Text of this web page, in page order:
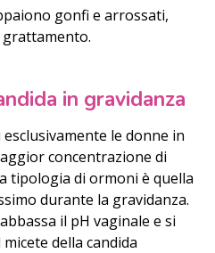
gonfi e arrossati,
in gravidanza
esclusivamente le donne in
concentrazione di
tipologia di ormoni è quella
durante la gravidanza.
il pH vaginale e si
della candida